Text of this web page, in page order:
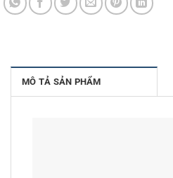
MÔ TẢ SẢN PHẨM